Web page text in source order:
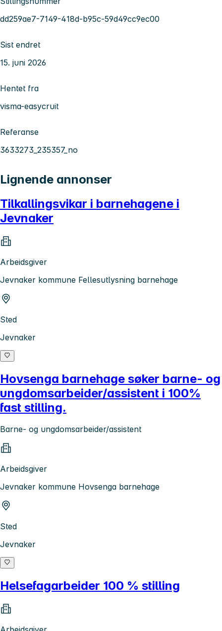
dd259ae7-7149-418d-b95c-59d49cc9ec00
Sist endret
15. juni 2026
Hentet fra
visma-easycruit
Referanse
3633273_235357_no
Lignende annonser
Tilkallingsvikar i barnehagene i
Jevnaker
Arbeidsgiver
Jevnaker kommune Fellesutlysning barnehage
Sted
Jevnaker
Hovsenga barnehage søker barne- og
ungdomsarbeider/assistent i 100%
fast stilling.
Barne- og ungdomsarbeider/assistent
Arbeidsgiver
Jevnaker kommune Hovsenga barnehage
Sted
Jevnaker
Helsefagarbeider 100 % stilling